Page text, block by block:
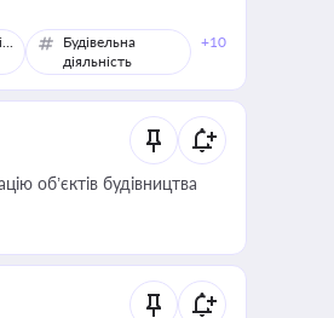
Торгівля
Будівельна
діяльність
+10
об’єктів будівництва